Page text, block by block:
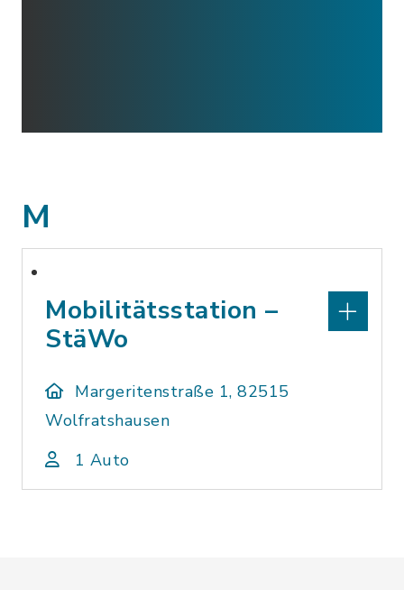
M
Mobilitätsstation –
StäWo
Margeritenstraße 1, 82515
Wolfratshausen
1 Auto